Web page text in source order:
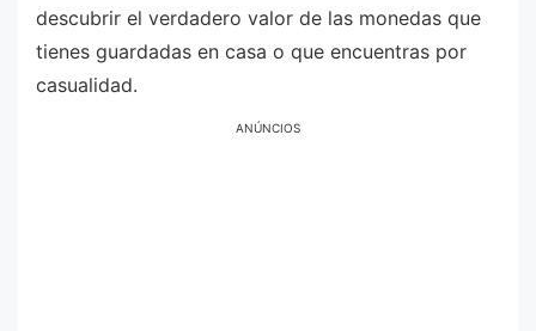
descubrir el verdadero valor de las monedas que
tienes guardadas en casa o que encuentras por
casualidad.
ANÚNCIOS